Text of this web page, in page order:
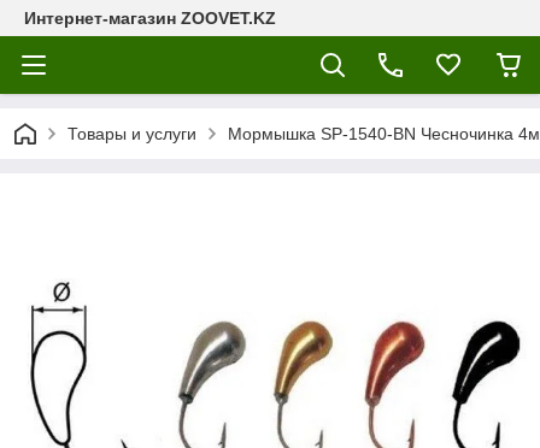
Интернет-магазин ZOOVET.KZ
Товары и услуги Мормышка SP-1540-BN Чесночинка